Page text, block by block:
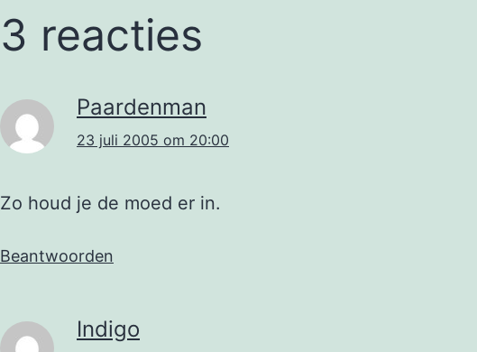
3 reacties
Paardenman
23 juli 2005 om 20:00
Zo houd je de moed er in.
Beantwoorden
Indigo